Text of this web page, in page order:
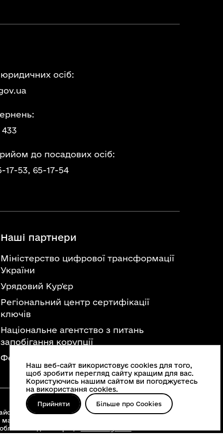
осіб:
433
до посадових осіб:
17-53, 65-17-54
Наші партнери
Міністерство цифрової трансформації
України
Урядовий Кур'єр
Регіональний центр сертифікації
ключів
Національне агентство з питань
запобігання корупції
Федерація професійних спілок України
військові адміністрації, територіальні
що опубліковані на цьому сайті,
Наш веб-сайт використовує cookies для того,
щоб зробити перегляд сайту кращим для вас.
Користуючись нашим сайтом ви погоджуєтесь
на використання cookies.
Прийняти Більше про Cookies